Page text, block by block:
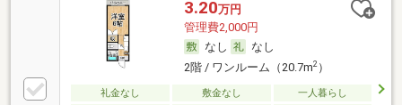
3.20万円
管理費2,000円
なし
なし
2階 / ワンルーム（20.7m2）
礼金なし 敷金なし
一人暮らし